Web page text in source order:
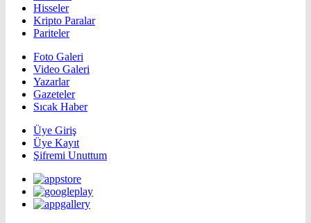
Hisseler
Kripto Paralar
Pariteler
Foto Galeri
Video Galeri
Yazarlar
Gazeteler
Sıcak Haber
Üye Giriş
Üye Kayıt
Şifremi Unuttum